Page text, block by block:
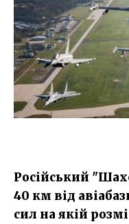
Російський
40 км від
сил на якій